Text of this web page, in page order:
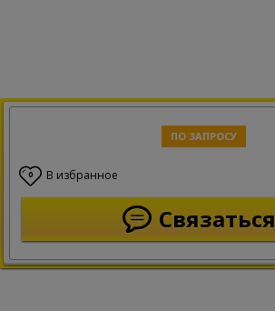
ПО ЗАПРОСУ
0 В избранное
Связаться